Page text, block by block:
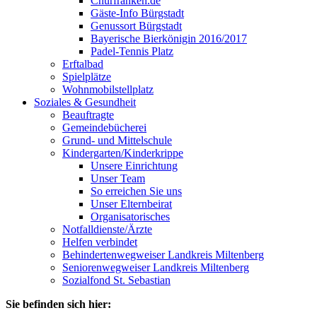
Gäste-Info Bürgstadt
Genussort Bürgstadt
Bayerische Bierkönigin 2016/2017
Padel-Tennis Platz
Erftalbad
Spielplätze
Wohnmobilstellplatz
Soziales & Gesundheit
Beauftragte
Gemeindebücherei
Grund- und Mittelschule
Kindergarten/Kinderkrippe
Unsere Einrichtung
Unser Team
So erreichen Sie uns
Unser Elternbeirat
Organisatorisches
Notfalldienste/Ärzte
Helfen verbindet
Behindertenwegweiser Landkreis Miltenberg
Seniorenwegweiser Landkreis Miltenberg
Sozialfond St. Sebastian
Sie befinden sich hier: